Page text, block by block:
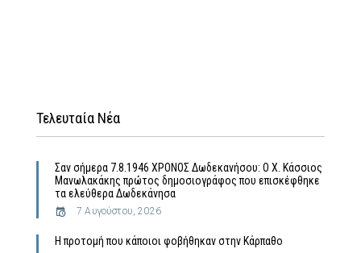
Τελευταία Νέα
Σαν σήμερα 7.8.1946 ΧΡΟΝΟΣ Δωδεκανήσου: Ο Χ. Κάσσιος
Μανωλακάκης πρώτος δημοσιογράφος που επισκέφθηκε
τα ελεύθερα Δωδεκάνησα
7 Αυγούστου, 2026
Η προτομή που κάποιοι φοβήθηκαν στην Κάρπαθο